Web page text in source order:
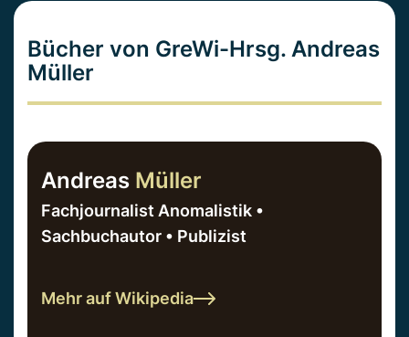
Bücher von GreWi-Hrsg. Andreas
Müller
Andreas Müller
Fachjournalist Anomalistik •
Sachbuchautor • Publizist
Mehr auf Wikipedia